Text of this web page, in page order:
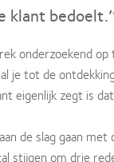
klant
onderzoekend
je tot de
eigenlijk zegt is
de slag gaan
stijgen om drie